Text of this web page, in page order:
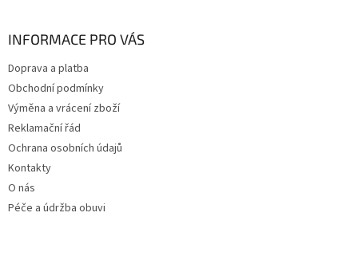
INFORMACE PRO VÁS
Doprava a platba
Obchodní podmínky
Výměna a vrácení zboží
Reklamační řád
Ochrana osobních údajů
Kontakty
O nás
Péče a údržba obuvi